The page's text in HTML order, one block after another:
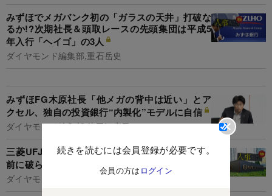
続きを読むには会員登録が必要です。
会員の方は ログイン
みずほでメガバンク初の「ガラスの天井」打破な
るか!?次期社長＆頭取レースの先頭集団は平成5
年入行「ヘイゴ」の3人
ダイヤモンド編集部,重石岳史
みずほFG木原社長「他メガの背中は近い」とア
クセル、独自の投資銀行“内製化”モデルに自信
ダイヤモンド編集部,片田江康男
三菱UFJFG首脳人事「新トップ4」誕生へ、5年
前に破られかけた“不文律”が復活
ダイヤモンド編集部,片田江康男